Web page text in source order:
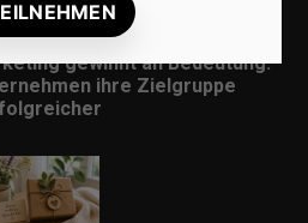
gewinnt an Bedeutung:
ihre Zielgruppe